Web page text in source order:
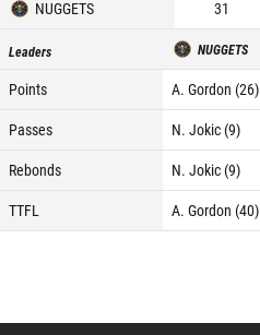
NUGGETS 31
Leaders NUGGETS
Points A. Gordon (26)
Passes
N. Jokic (9)
Rebonds
N. Jokic (9)
TTFL
A. Gordon (40)